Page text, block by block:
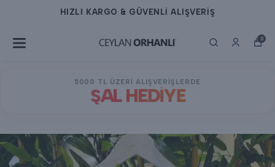
HIZLI KARGO & GÜVENLİ ALIŞVERİŞ
0
5000 TL ÜZERİ ALIŞVERİŞLERDE
ŞAL HEDİYE